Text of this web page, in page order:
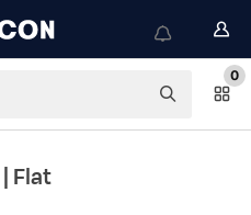
0
| Flat